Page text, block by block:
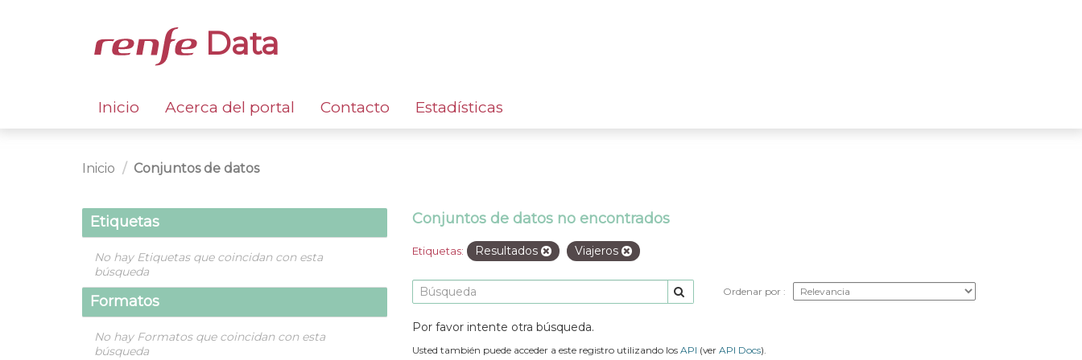
Data
Inicio Acerca del portal Contacto Estadísticas
Inicio Conjuntos de datos
Etiquetas
No hay Etiquetas que coincidan con esta
búsqueda
Formatos
No hay Formatos que coincidan con esta
búsqueda
Conjuntos de datos no encontrados
Etiquetas: Resultados Viajeros
Ordenar por
Por favor intente otra búsqueda.
Usted también puede acceder a este registro utilizando los API (ver API Docs).